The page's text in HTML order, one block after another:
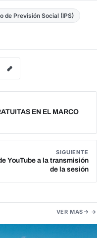
de Previsión Social (IPS)
EN EL MARCO
SIGUIENTE
YouTube a la transmisión
de la sesión
VER MAS